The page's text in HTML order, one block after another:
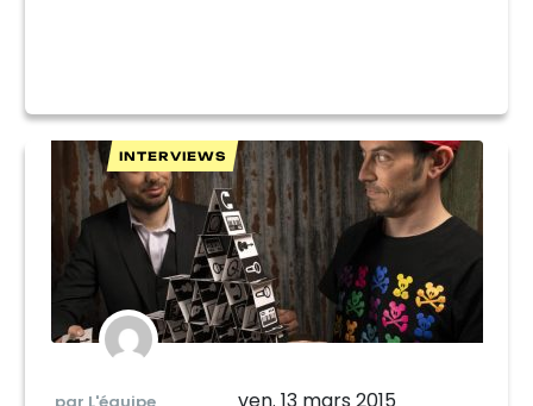
INTERVIEWS
par L'équipe